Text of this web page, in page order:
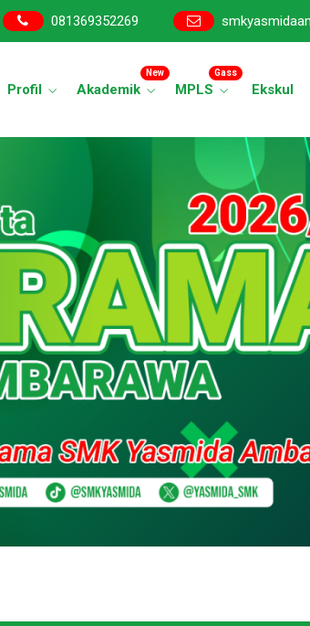
081369352269
Profil Akademik
New
MPLS
Gass
Ekskul